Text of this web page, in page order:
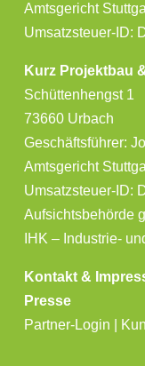
Amtsgericht
Umsatzsteuer-ID:
Kurz Projektbau
Schüttenhengst 1
73660 Urbach
Geschäftsführer:
Amtsgericht
Umsatzsteuer-ID:
Aufsichtsbehörde
IHK – Industrie-
Kontakt &
Presse
Partner-Login |